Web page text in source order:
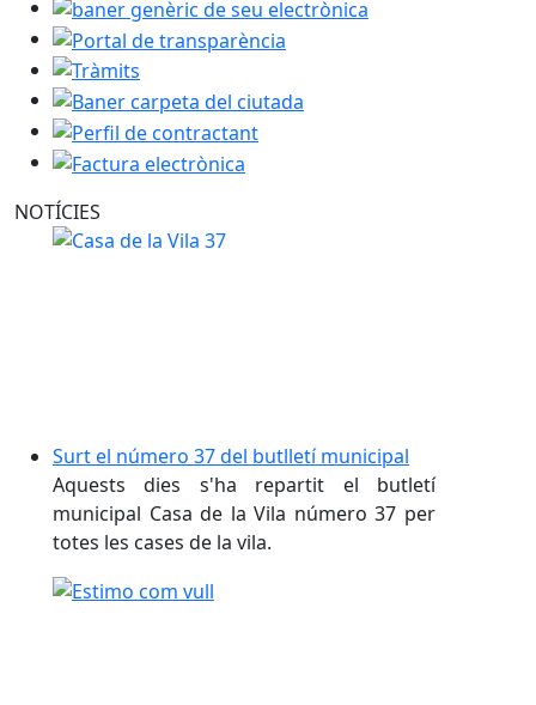
baner genèric de seu electrònica
Portal de transparència
Tràmits
Baner carpeta del ciutada
Perfil de contractant
Factura electrònica
NOTÍCIES
Surt el número 37 del butlletí municipal
Aquests dies s'ha repartit el butletí
municipal Casa de la Vila número 37 per
totes les cases de la vila.